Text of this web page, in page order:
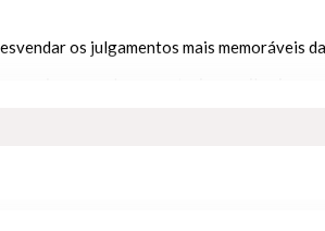
os julgamentos mais memoráveis
e erros, este é um livro que não